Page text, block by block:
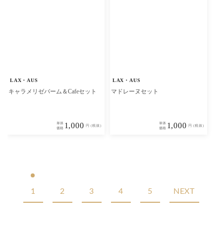
LAX・AUS
キャラメリゼバーム＆Cafeセット
単体
価格 1,000 円 (税抜)
LAX・AUS
マドレーヌセット
単体
価格 1,000 円 (税抜)
1 2 3 4 5 NEXT